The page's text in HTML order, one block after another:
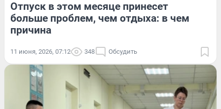
Отпуск в этом месяце принесет
больше проблем, чем отдыха: в чем
причина
11 июня, 2026, 07:12 348 Обсудить